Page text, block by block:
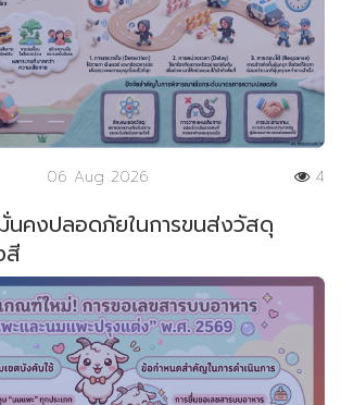
06 Aug 2026 4
นคงปลอดภัยในการขนส่งวัสดุ
สี